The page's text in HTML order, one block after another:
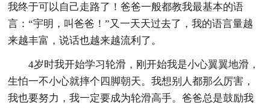
我终于可以自己走路了！爸爸一般都教我最基本的语
言：“宇明，叫爸爸！”又一天天过去了，我的语言量越
来越丰富，说话也越来越流利了。
4岁时我开始学习轮滑，刚开始我是小心翼翼地滑，
生怕一不小心就摔个四脚朝天。我想别人都那么厉害，
我也要努力，我一定要成为轮滑高手。爸爸总是鼓励我